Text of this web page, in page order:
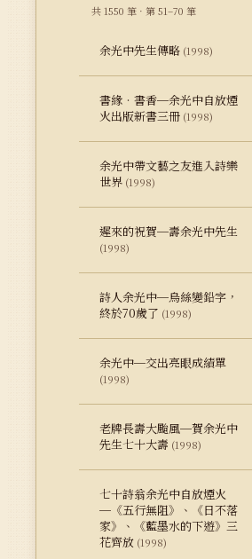
共 1550 筆 · 第 51–70 筆
余光中先生傳略 (1998)
書緣‧書香─余光中自放煙
火出版新書三冊 (1998)
余光中帶文藝之友進入詩樂
世界 (1998)
遲來的祝賀─壽余光中先生
(1998)
詩人余光中─烏絲變鉛字，
終於70歲了 (1998)
余光中─交出亮眼成績單
(1998)
老牌長壽大颱風─賀余光中
先生七十大壽 (1998)
七十詩翁余光中自放煙火
─《五行無阻》、《日不落
家》、《藍墨水的下遊》三
花齊放 (1998)